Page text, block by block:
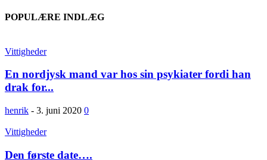
POPULÆRE INDLÆG
Vittigheder
En nordjysk mand var hos sin psykiater fordi han
drak for...
henrik - 3. juni 2020 0
Vittigheder
Den første date….